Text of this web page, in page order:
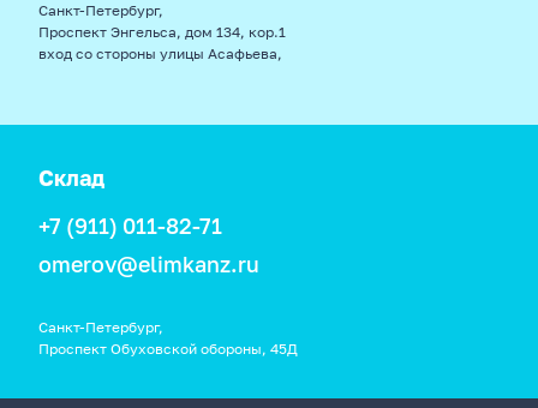
Санкт-Петербург,
Проспект Энгельса, дом 134, кор.1
вход со стороны улицы Асафьева,
Склад
+7 (911) 011-82-71
omerov@elimkanz.ru
Санкт-Петербург,
Проспект Обуховской обороны, 45Д